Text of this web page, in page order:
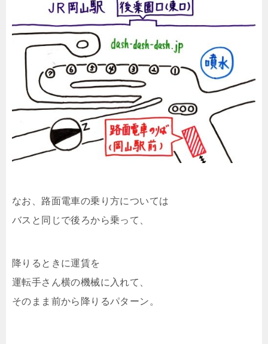
なお、路面電車の乗り方については
バスと同じで後ろから乗って、
降りるときに運賃を
運転手さん横の機械に入れて、
そのまま前から降りるパターン。